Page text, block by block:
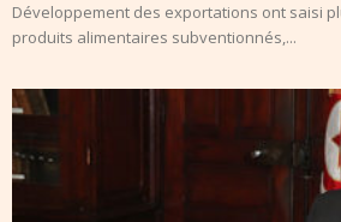
Développement des exportations ont saisi
produits alimentaires subventionnés,...